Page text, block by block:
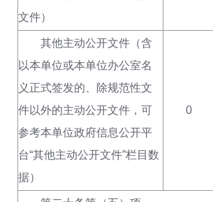
文件）
其他主动公开文件（含
以本单位或本单位办公室名
义正式签发的、除规范性文
件以外的主动公开文件，可
参考本单位政府信息公开平
台“其他主动公开文件”栏目数
据）
0